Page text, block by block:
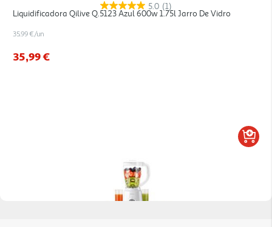
5.0 (1)
Liquidificadora Qilive Q.5123 Azul 600w 1.75l Jarro De Vidro
35.99 €/un
35,99 €